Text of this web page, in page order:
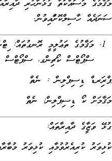
ސަނަދެއް ހާސިލްކޮށްފައިވުން.
މަޤާމުގެ ތަޢުލީމީ ރޮނގުތައް:
ސްޕޯޓްސް ކޯޗިންގ، ސްޕޯޓްސް
ޕްރިފަރޑް ޑިސިޕްލިން : ނެތް
މަޤާމަށް ކޯ ޑިސިޕްލިން: ނެތް
ގުޅޭ ވަޒީފާގެ ދާއިރާތައް:
ކުޅިވަރު ކުރިއެރުވުމާއި ކުޅިވަރު